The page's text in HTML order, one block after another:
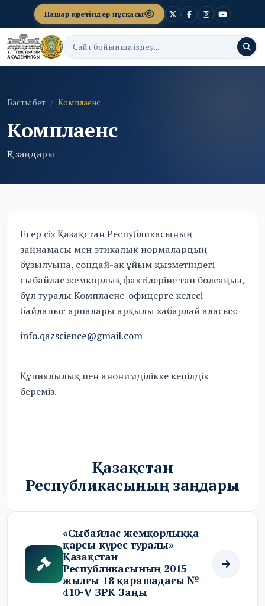
Нашар көретіндер нұсқасы
Басты бет Комплаенс
Комплаенс
ҚР заңдары
Егер сіз Қазақстан Республикасының
заңнамасы мен этикалық нормалардың
бұзылуына, сондай-ақ ұйым қызметіндегі
сыбайлас жемқорлық фактілеріне тап болсаңыз,
бұл туралы Комплаенс-офицерге келесі
байланыс арналары арқылы хабарлай аласыз:
info.qazscience@gmail.com
Құпиялылық пен анонимділікке кепілдік
береміз.
Қазақстан
Республикасының заңдары
«Сыбайлас жемқорлыққа
қарсы күрес туралы»
Қазақстан
Республикасының 2015
жылғы 18 қарашадағы №
410-V ЗРК Заңы